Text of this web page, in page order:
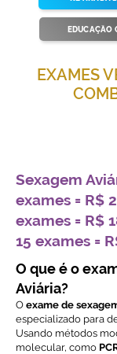
EDUCAÇÃO
EXAMES
Sexagem
exames = R$
exames = R$
15 exames =
O que é o
Aviária?
O exame de
especializado para
Usando métodos
molecular, como